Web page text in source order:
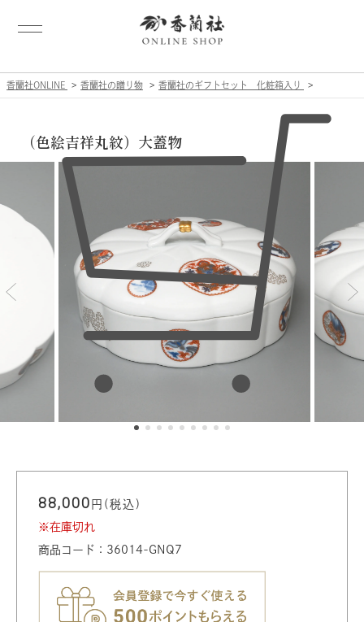
香蘭社ONLINE 香蘭社の贈り物 香蘭社のギフトセット 化粧箱入り
（色絵吉祥丸紋）大蓋物
88,000 円(税込)
※在庫切れ
商品コード：36014-GNQ7